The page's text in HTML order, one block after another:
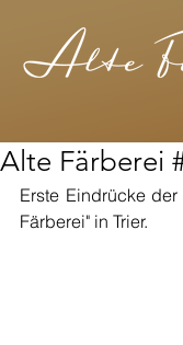
Alte Färberei
Erste Eindrücke
Färberei" in Trier.